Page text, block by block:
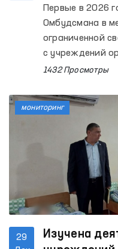
Первые в 2026
Омбудсмана в
ограниченной
с учреждений
1432 Просмотры
29
Изучена
мониторинг